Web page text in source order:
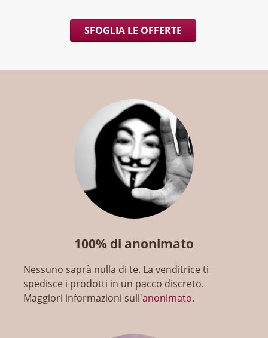
SFOGLIA LE OFFERTE
100% di anonimato
Nessuno saprà nulla di te. La venditrice ti
spedisce i prodotti in un pacco discreto.
Maggiori informazioni sull'anonimato.